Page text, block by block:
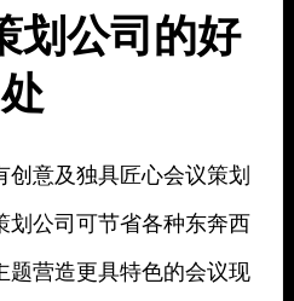
划公司的好
处
意及独具匠心会议策划
划公司可节省各种东奔西
题营造更具特色的会议现